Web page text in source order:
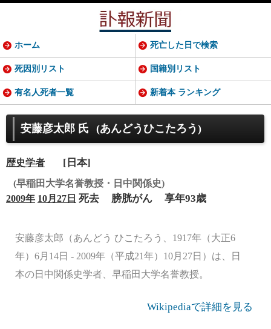
安藤彦太郎 氏 (あんどうひこたろう)
歴史学者 [日本]
(早稲田大学名誉教授・日中関係史)
2009年 10月27日 死去 膀胱がん 享年93歳
安藤彦太郎（あんどう ひこたろう、1917年（大正6
年）6月14日 - 2009年（平成21年）10月27日）は、日
本の日中関係史学者、早稲田大学名誉教授。
Wikipediaで詳細を見る
ホーム 死亡した日で検索
死因別リスト 国籍別リスト
有名人死者一覧 新着本 ランキング